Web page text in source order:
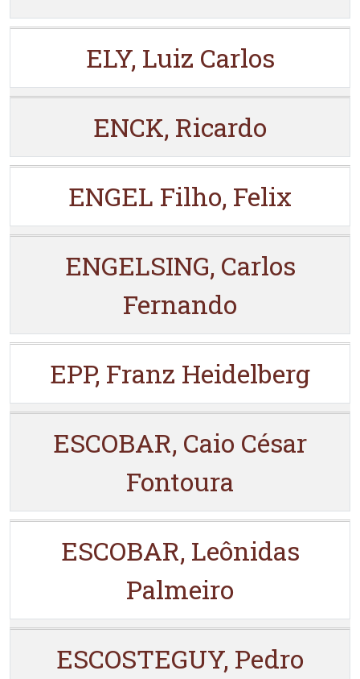
ELY, Luiz Carlos
ENCK, Ricardo
ENGEL Filho, Felix
ENGELSING, Carlos
Fernando
EPP, Franz Heidelberg
ESCOBAR, Caio César
Fontoura
ESCOBAR, Leônidas
Palmeiro
ESCOSTEGUY, Pedro